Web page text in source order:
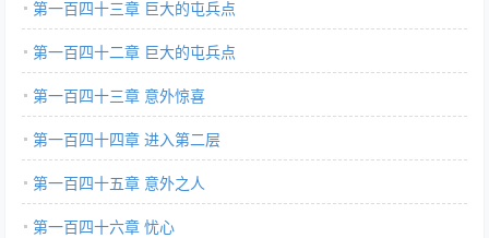
第一百四十三章 巨大的屯兵点
第一百四十二章 巨大的屯兵点
第一百四十三章 意外惊喜
第一百四十四章 进入第二层
第一百四十五章 意外之人
第一百四十六章 忧心